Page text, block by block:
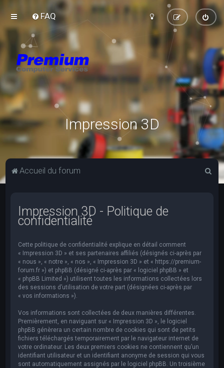
FAQ
Impression 3D
Accueil du forum
Impression 3D - Politique de
confidentialité
Cette politique de confidentialité explique en détail comment
« Impression 3D » et ses partenaires affiliés (désignés ci-après par
« nous », « notre », « nos », « Impression 3D » et « https://premium-
forum.fr ») et phpBB (désigné ci-après par « logiciel phpBB » et
« phpBB Limited ») utilisent toutes les informations collectées lors
des sessions d’utilisation de votre part (désignées ci-après par
« vos informations »).
Vos informations sont collectées de deux manières différentes.
Premièrement, en naviguant sur « Impression 3D », le logiciel
phpBB génèrera un certain nombre de cookies qui sont de petits
fichiers téléchargés temporairement par le navigateur internet de
votre ordinateur. Les deux premiers cookies ne contiennent qu’un
identifiant utilisateur et un identifiant anonyme de session qui vous
sont automatiquement assignés par le logiciel phpBB. Un troisième